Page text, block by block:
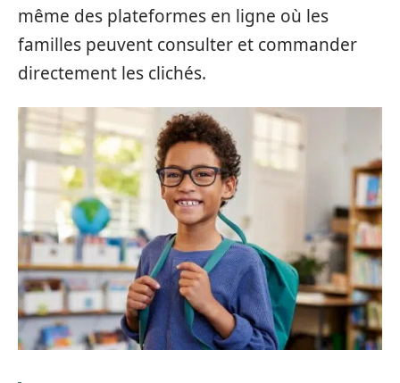
même des plateformes en ligne où les
familles peuvent consulter et commander
directement les clichés.